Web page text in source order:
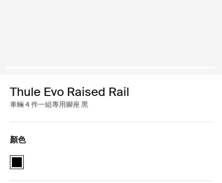
Thule Evo Raised Rail
車輛 4 件一組專用腳座 黑
顏色
Thule Evo Raised Rail 黑色 (selected)